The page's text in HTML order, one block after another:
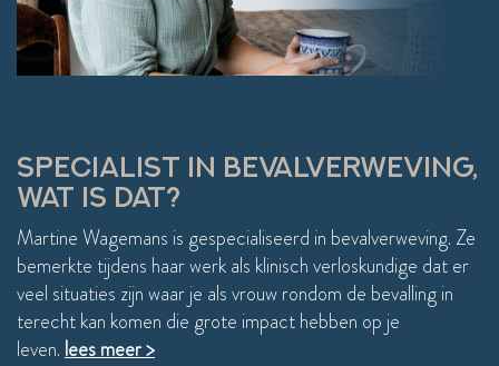
gesprekken en EMDR waren heel intensief, maar
wel met goed resultaat. Ik kreeg antwoorden op
allerlei vragen, waardoor mijn verhaal meer
SPECIALIST IN BEVALVERWEVING,
WAT IS DAT?
Martine Wagemans is gespecialiseerd in bevalverweving. Ze
bemerkte tijdens haar werk als klinisch verloskundige dat er
veel situaties zijn waar je als vrouw rondom de bevalling in
terecht kan komen die grote impact hebben op je
leven.lees meer >